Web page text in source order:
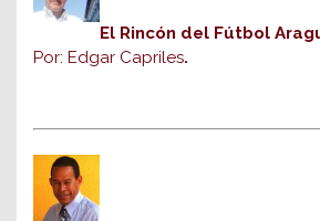
El Rincón del Fútbol
Por: Edgar Capriles.